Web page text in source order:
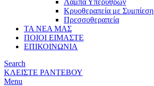
Λάμπα Υπέρυθρων
Κρυοθεραπεία με Συμπίεση
Πρεσσοθεραπεία
ΤΑ ΝΕΑ ΜΑΣ
ΠΟΙΟΙ ΕΙΜΑΣΤΕ
ΕΠΙΚΟΙΝΩΝΙΑ
Search
ΚΛΕΙΣΤΕ ΡΑΝΤΕΒΟΥ
Menu